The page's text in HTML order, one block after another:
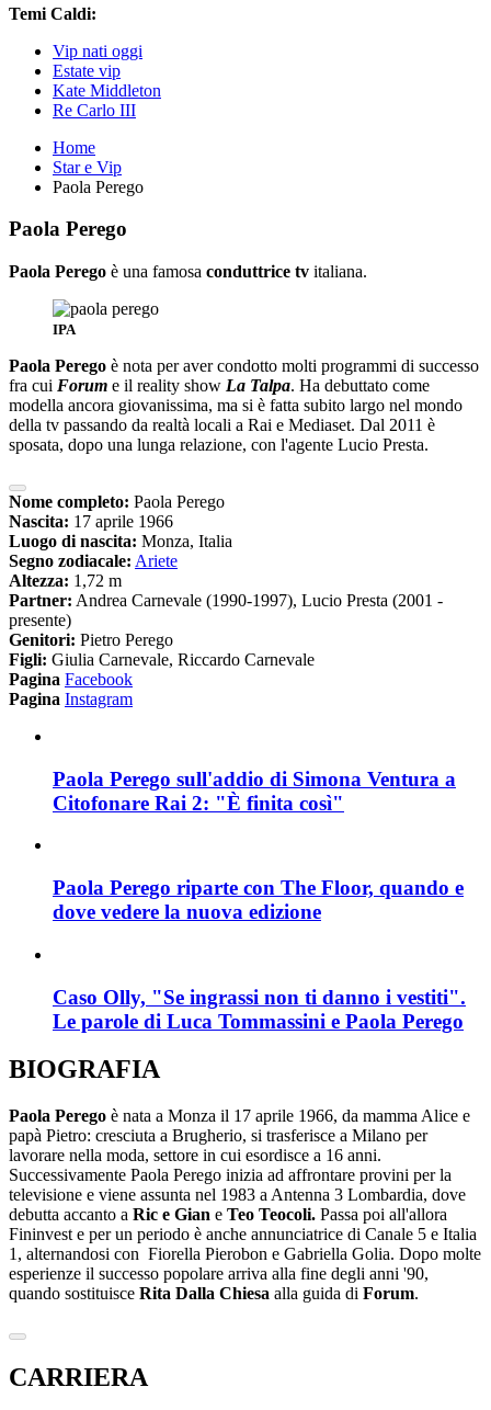
Temi Caldi:
Vip nati oggi
Estate vip
Kate Middleton
Re Carlo III
Home
Star e Vip
Paola Perego
Paola Perego
Paola Perego è una famosa conduttrice tv italiana.
IPA
Paola Perego è nota per aver condotto molti programmi di successo
fra cui Forum e il reality show La Talpa. Ha debuttato come
modella ancora giovanissima, ma si è fatta subito largo nel mondo
della tv passando da realtà locali a Rai e Mediaset. Dal 2011 è
sposata, dopo una lunga relazione, con l'agente Lucio Presta.
Nome completo: Paola Perego
Nascita: 17 aprile 1966
Luogo di nascita: Monza, Italia
Segno zodiacale: Ariete
Altezza: 1,72 m
Partner: Andrea Carnevale (1990-1997), Lucio Presta (2001 -
presente)
Genitori: Pietro Perego
Figli: Giulia Carnevale, Riccardo Carnevale
Pagina Facebook
Pagina Instagram
Paola Perego sull'addio di Simona Ventura a
Citofonare Rai 2: "È finita così"
Paola Perego riparte con The Floor, quando e
dove vedere la nuova edizione
Caso Olly, "Se ingrassi non ti danno i vestiti".
Le parole di Luca Tommassini e Paola Perego
BIOGRAFIA
Paola Perego è nata a Monza il 17 aprile 1966, da mamma Alice e
papà Pietro: cresciuta a Brugherio, si trasferisce a Milano per
lavorare nella moda, settore in cui esordisce a 16 anni.
Successivamente Paola Perego inizia ad affrontare provini per la
televisione e viene assunta nel 1983 a Antenna 3 Lombardia, dove
debutta accanto a Ric e Gian e Teo Teocoli. Passa poi all'allora
Fininvest e per un periodo è anche annunciatrice di Canale 5 e Italia
1, alternandosi con Fiorella Pierobon e Gabriella Golia. Dopo molte
esperienze il successo popolare arriva alla fine degli anni '90,
quando sostituisce Rita Dalla Chiesa alla guida di Forum.
CARRIERA